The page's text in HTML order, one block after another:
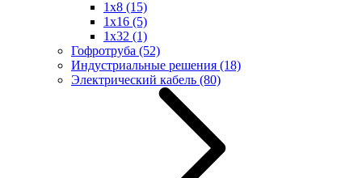
1x8 (15)
1x16 (5)
1x32 (1)
Гофротруба (52)
Индустриальные решения (18)
Электрический кабель (80)